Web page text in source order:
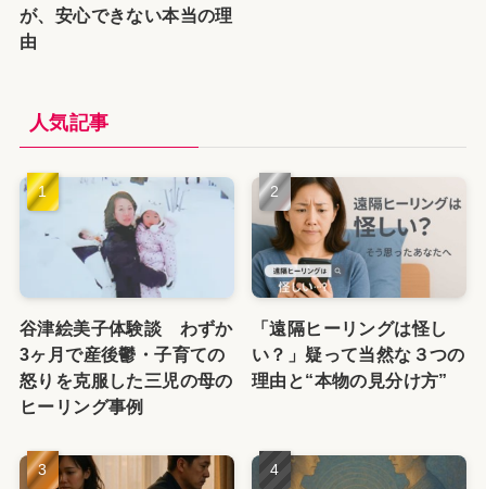
が、安心できない本当の理
由
人気記事
谷津絵美子体験談 わずか
3ヶ月で産後鬱・子育ての
怒りを克服した三児の母の
ヒーリング事例
「遠隔ヒーリングは怪し
い？」疑って当然な３つの
理由と“本物の見分け方”